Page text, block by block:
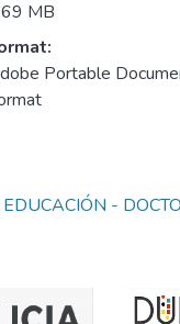
MB
Portable
-